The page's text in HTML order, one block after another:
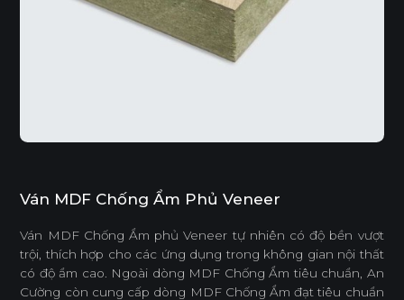
Ván MDF Chống Ẩm Phủ Veneer
Ván MDF Chống Ẩm phủ Veneer tự nhiên có độ bền vượt
trội, thích hợp cho các ứng dụng trong không gian nội thất
có độ ẩm cao. Ngoài dòng MDF Chống Ẩm tiêu chuẩn, An
Cường còn cung cấp dòng MDF Chống Ẩm đạt tiêu chuẩn